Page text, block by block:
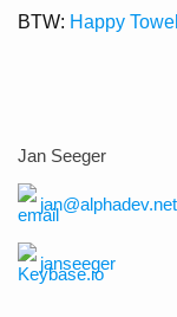
BTW: Happy
Jan Seeger
jan@alphadev.net
janseeger